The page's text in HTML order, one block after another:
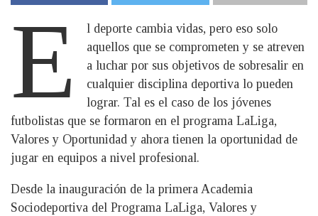
E
l deporte cambia vidas, pero eso solo
aquellos que se comprometen y se atreven
a luchar por sus objetivos de sobresalir en
cualquier disciplina deportiva lo pueden
lograr. Tal es el caso de los jóvenes
futbolistas que se formaron en el programa LaLiga,
Valores y Oportunidad y ahora tienen la oportunidad de
jugar en equipos a nivel profesional.
Desde la inauguración de la primera Academia
Sociodeportiva del Programa LaLiga, Valores y